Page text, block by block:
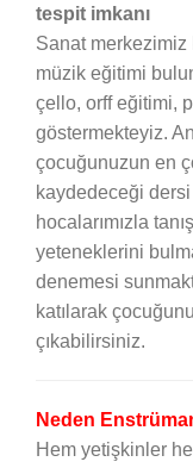
tespit imkanı
Sanat
müzik eğitimi
çello, orff eğitimi,
göstermekteyiz.
çocuğunuzun en
kaydedeceği
hocalarımızla
yeteneklerini
denemesi
katılarak
çıkabilirsiniz.
Neden
Hem yetişkinler